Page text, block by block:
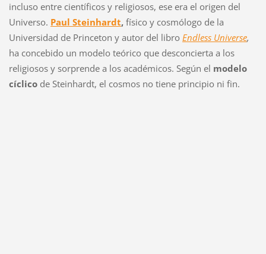
incluso entre científicos y religiosos, ese era el origen del
Universo. Paul Steinhardt,físico y cosmólogo de la
Universidad de Princeton y autor del libro Endless Universe,
ha concebido un modelo teórico que desconcierta a los
religiosos y sorprende a los académicos. Según el modelo
cíclicode Steinhardt, el cosmos no tiene principio ni fin.